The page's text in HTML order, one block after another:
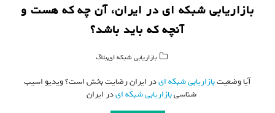
بازاریابی شبکه ای در ایران، آن چه که هست و
آنچه که باید باشد؟
بازاریابی شبکه ای,بلاگ
آیا وضعیتبازاریابی شبکه ایدر ایران رضایت بخش است؟ ویدیو اسیب
شناسیبازاریابی شبکه ایدر ایران